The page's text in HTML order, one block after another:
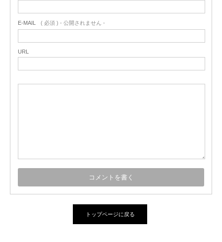
E-MAIL ( 必須 ) - 公開されません -
URL
トップページに戻る